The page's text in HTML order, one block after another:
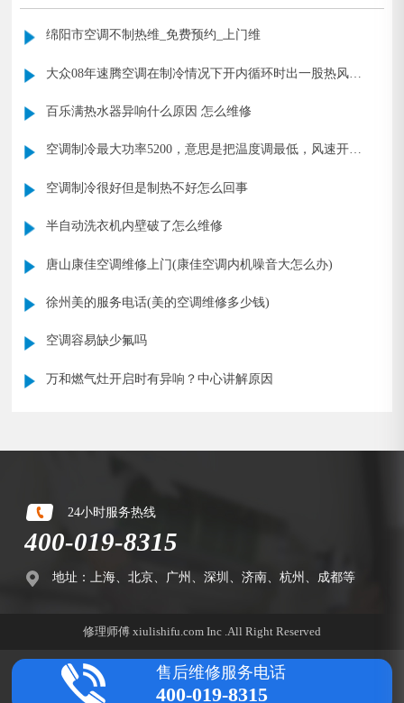
绵阳市空调不制热维_免费预约_上门维
大众08年速腾空调在制冷情况下开内循环时出一股热风然
百乐满热水器异响什么原因 怎么维修
空调制冷最大功率5200，意思是把温度调最低，风速开最
空调制冷很好但是制热不好怎么回事
半自动洗衣机内壁破了怎么维修
唐山康佳空调维修上门(康佳空调内机噪音大怎么办)
徐州美的服务电话(美的空调维修多少钱)
空调容易缺少氟吗
万和燃气灶开启时有异响？中心讲解原因
24小时服务热线
400-019-8315
地址：上海、北京、广州、深圳、济南、杭州、成都等
修理师傅 xiulishifu.com Inc .All Right Reserved
售后维修服务电话
400-019-8315